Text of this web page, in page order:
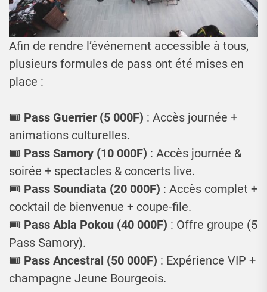
Afin de rendre l’événement accessible à tous,
plusieurs formules de pass ont été mises en
place :
🎟 Pass Guerrier (5 000F) : Accès journée +
animations culturelles.
🎟 Pass Samory (10 000F) : Accès journée &
soirée + spectacles & concerts live.
🎟 Pass Soundiata (20 000F) : Accès complet +
cocktail de bienvenue + coupe-file.
🎟 Pass Abla Pokou (40 000F) : Offre groupe (5
Pass Samory).
🎟 Pass Ancestral (50 000F) : Expérience VIP +
champagne Jeune Bourgeois.